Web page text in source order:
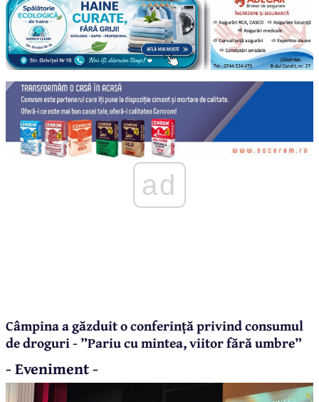
ad
Câmpina a găzduit o conferință privind consumul
de droguri - ”Pariu cu mintea, viitor fără umbre”
- Eveniment -